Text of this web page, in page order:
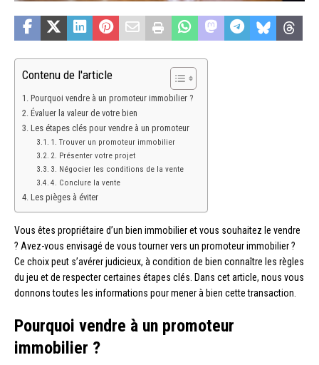
Contenu de l'article
Pourquoi vendre à un promoteur immobilier ?
Évaluer la valeur de votre bien
Les étapes clés pour vendre à un promoteur
1. Trouver un promoteur immobilier
2. Présenter votre projet
3. Négocier les conditions de la vente
4. Conclure la vente
Les pièges à éviter
Vous êtes propriétaire d’un bien immobilier et vous souhaitez le vendre
? Avez-vous envisagé de vous tourner vers un promoteur immobilier ?
Ce choix peut s’avérer judicieux, à condition de bien connaître les règles
du jeu et de respecter certaines étapes clés. Dans cet article, nous vous
donnons toutes les informations pour mener à bien cette transaction.
Pourquoi vendre à un promoteur
immobilier ?